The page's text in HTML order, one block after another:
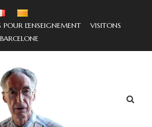
L'ENSEIGNEMENT
VISITONS
BARCELONE